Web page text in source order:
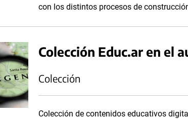
con los distintos procesos de
Colección Educ.ar en el
Colección
Colección de contenidos educativos